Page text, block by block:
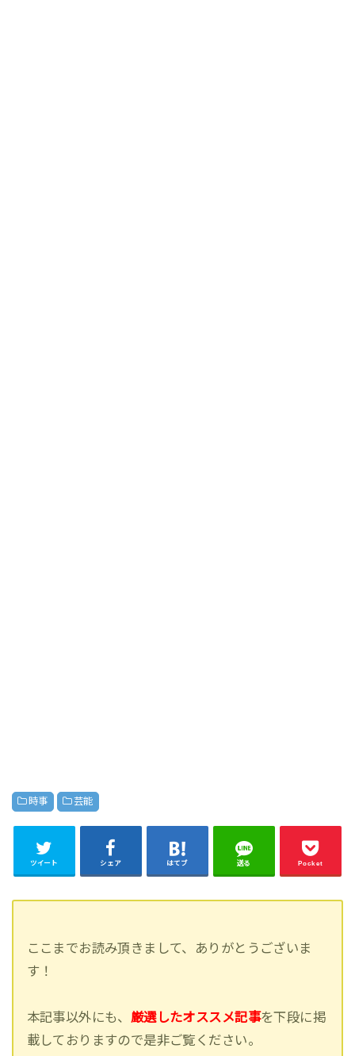
時事 芸能
ツイート シェア はてブ 送る Pocket
ここまでお読み頂きまして、ありがとうございま
す！
本記事以外にも、 厳選したオススメ記事を下段に掲
載しておりますので是非ご覧ください。